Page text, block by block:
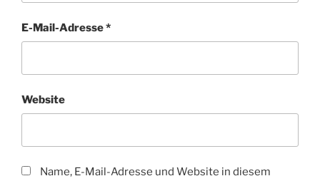
E-Mail-Adresse*
Website
Name, E-Mail-Adresse und Website in diesem